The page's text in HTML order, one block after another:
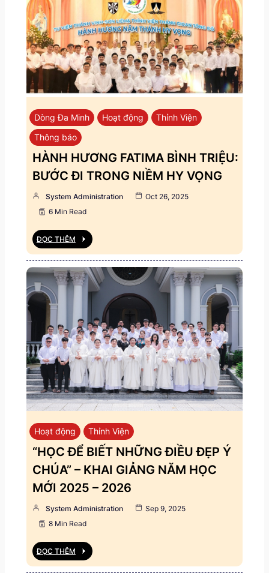
Dòng Đa Minh Hoạt động
Thỉnh Viện
Thông báo
HÀNH HƯƠNG FATIMA BÌNH TRIỆU:
BƯỚC ĐI TRONG NIỀM HY VỌNG
System Administration
Oct 26, 2025
6 Min Read
ĐỌC THÊM
Hoạt động Thỉnh Viện
“HỌC ĐỂ BIẾT NHỮNG ĐIỀU ĐẸP Ý
CHÚA” – KHAI GIẢNG NĂM HỌC
MỚI 2025 – 2026
System Administration
Sep 9, 2025
8 Min Read
ĐỌC THÊM